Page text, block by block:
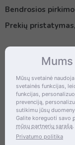
Bendrosios
Prekių
Kontaktai
Šventupės g.
+370 (672) 27
MB
Mūsų svetainė
svetainės funkcijas,
funkcijas,
prevenciją,
sutikimu jūsų
Galite koreguoti savo
mūsų partnerių sąrašą
Privatumo politika